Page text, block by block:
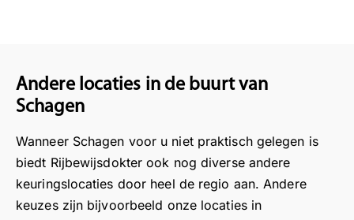
Andere locaties in de buurt van
Schagen
Wanneer Schagen voor u niet praktisch gelegen is
biedt Rijbewijsdokter ook nog diverse andere
keuringslocaties door heel de regio aan. Andere
keuzes zijn bijvoorbeeld onze locaties in